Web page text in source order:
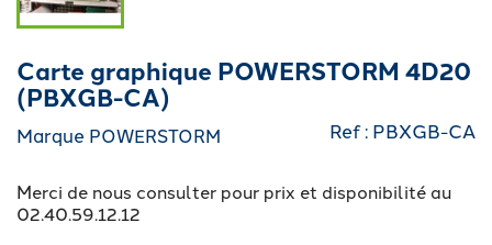
Carte graphique POWERSTORM 4D20
(PBXGB-CA)
Marque POWERSTORM Ref : PBXGB-CA
Merci de nous consulter pour prix et disponibilité au
02.40.59.12.12